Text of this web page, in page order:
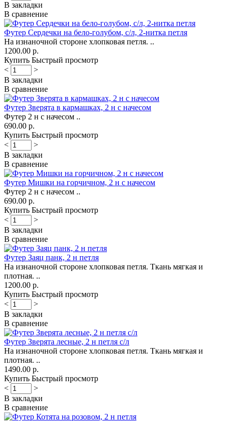
В закладки
В сравнение
Футер Сердечки на бело-голубом, с/л, 2-нитка петля
На изнаночной стороне хлопковая петля. ..
1200.00 р.
Купить Быстрый просмотр
<
>
В закладки
В сравнение
Футер Зверята в кармашках, 2 н с начесом
Футер 2 н с начесом ..
690.00 р.
Купить Быстрый просмотр
<
>
В закладки
В сравнение
Футер Мишки на горчичном, 2 н с начесом
Футер 2 н с начесом ..
690.00 р.
Купить Быстрый просмотр
<
>
В закладки
В сравнение
Футер Заяц панк, 2 н петля
На изнаночной стороне хлопковая петля. Ткань мягкая и
плотная. ..
1200.00 р.
Купить Быстрый просмотр
<
>
В закладки
В сравнение
Футер Зверята лесные, 2 н петля с/л
На изнаночной стороне хлопковая петля. Ткань мягкая и
плотная. ..
1490.00 р.
Купить Быстрый просмотр
<
>
В закладки
В сравнение